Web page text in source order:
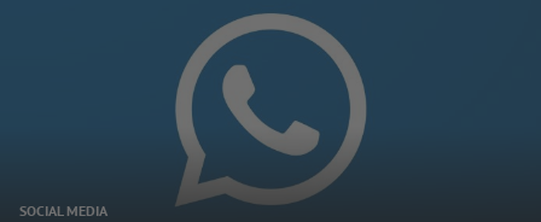
SOCIAL MEDIA